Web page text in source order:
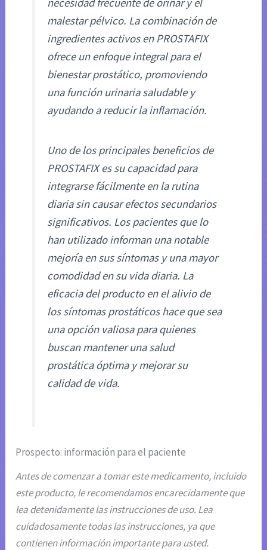
malestar pélvico. La combinación de
ingredientes activos en PROSTAFIX
ofrece un enfoque integral para el
bienestar prostático, promoviendo
una función urinaria saludable y
ayudando a reducir la inflamación.
Uno de los principales beneficios de
PROSTAFIX es su capacidad para
integrarse fácilmente en la rutina
diaria sin causar efectos secundarios
significativos. Los pacientes que lo
han utilizado informan una notable
mejoría en sus síntomas y una mayor
comodidad en su vida diaria. La
eficacia del producto en el alivio de
los síntomas prostáticos hace que sea
una opción valiosa para quienes
buscan mantener una salud
prostática óptima y mejorar su
calidad de vida.
Prospecto: información para el paciente
Antes de comenzar a tomar este medicamento, incluido
este producto, le recomendamos encarecidamente que
lea detenidamente las instrucciones de uso. Lea
cuidadosamente todas las instrucciones, ya que
contienen información importante para usted.